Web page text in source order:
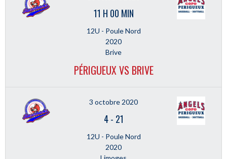
11 H 00 MIN
12U - Poule Nord
2020
Brive
PÉRIGUEUX VS BRIVE
3 octobre 2020
4- 21
12U - Poule Nord
2020